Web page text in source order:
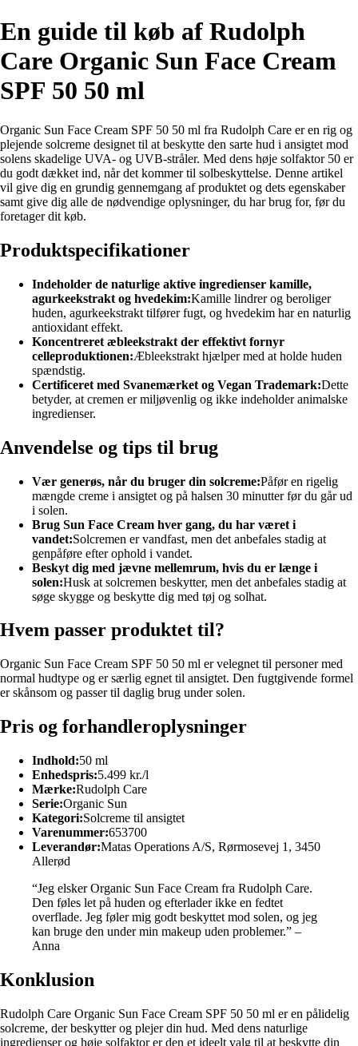
En guide til køb af Rudolph
Care Organic Sun Face Cream
SPF 50 50 ml
Organic Sun Face Cream SPF 50 50 ml fra Rudolph Care er en rig og
plejende solcreme designet til at beskytte den sarte hud i ansigtet mod
solens skadelige UVA- og UVB-stråler. Med dens høje solfaktor 50 er
du godt dækket ind, når det kommer til solbeskyttelse. Denne artikel
vil give dig en grundig gennemgang af produktet og dets egenskaber
samt give dig alle de nødvendige oplysninger, du har brug for, før du
foretager dit køb.
Produktspecifikationer
Indeholder de naturlige aktive ingredienser kamille,
agurkeekstrakt og hvedekim:Kamille lindrer og beroliger
huden, agurkeekstrakt tilfører fugt, og hvedekim har en naturlig
antioxidant effekt.
Koncentreret æbleekstrakt der effektivt fornyr
celleproduktionen:Æbleekstrakt hjælper med at holde huden
spændstig.
Certificeret med Svanemærket og Vegan Trademark:Dette
betyder, at cremen er miljøvenlig og ikke indeholder animalske
ingredienser.
Anvendelse og tips til brug
Vær generøs, når du bruger din solcreme:Påfør en rigelig
mængde creme i ansigtet og på halsen 30 minutter før du går ud
i solen.
Brug Sun Face Cream hver gang, du har været i
vandet:Solcremen er vandfast, men det anbefales stadig at
genpåføre efter ophold i vandet.
Beskyt dig med jævne mellemrum, hvis du er længe i
solen:Husk at solcremen beskytter, men det anbefales stadig at
søge skygge og beskytte dig med tøj og solhat.
Hvem passer produktet til?
Organic Sun Face Cream SPF 50 50 ml er velegnet til personer med
normal hudtype og er særlig egnet til ansigtet. Den fugtgivende formel
er skånsom og passer til daglig brug under solen.
Pris og forhandleroplysninger
Indhold:50 ml
Enhedspris:5.499 kr./l
Mærke:Rudolph Care
Serie:Organic Sun
Kategori:Solcreme til ansigtet
Varenummer:653700
Leverandør:Matas Operations A/S, Rørmosevej 1, 3450
Allerød
“Jeg elsker Organic Sun Face Cream fra Rudolph Care.
Den føles let på huden og efterlader ikke en fedtet
overflade. Jeg føler mig godt beskyttet mod solen, og jeg
kan bruge den under min makeup uden problemer.” –
Anna
Konklusion
Rudolph Care Organic Sun Face Cream SPF 50 50 ml er en pålidelig
solcreme, der beskytter og plejer din hud. Med dens naturlige
ingredienser og høje solfaktor er den et ideelt valg til at beskytte din